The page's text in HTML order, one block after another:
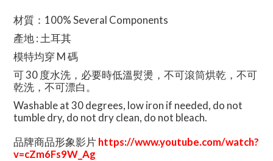
材質： 100% Several Components
產地 : 土耳其
模特均穿 M 碼
可 30 度水洗，必要時低溫熨燙，不可滾筒烘乾，不可
乾洗，不可漂白。
Washable at 30 degrees, low iron if needed, do not
tumble dry, do not dry clean, do not bleach.
品牌商品形象影片https://www.youtube.com/watch?
v=cZm6Fs9W_Ag